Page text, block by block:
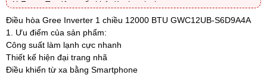
X-Fan – Tự động sấy khô dàn bay hơi
Chế độ hẹn giờ tự động
Một số tính năng khác
Điều hòa Gree Inverter 1 chiều 12000 BTU GWC12UB-S6D9A4A
1. Ưu điểm của sản phẩm:
Công suất làm lạnh cực nhanh
Thiết kế hiện đại trang nhã
Điều khiển từ xa bằng Smartphone